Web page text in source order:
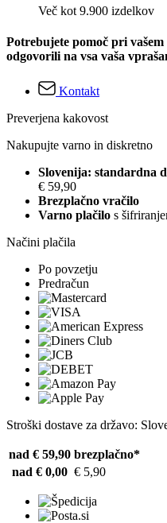
Več kot 9.900 izdelkov
Potrebujete pomoč pri
odgovorili na vsa vaša
Kontakt
Preverjena kakovost
Nakupujte varno in diskretno
Slovenija: standardna
€ 59,90
Brezplačno vračilo
Varno plačilo s
Načini plačila
Po povzetju
Predračun
Stroški dostave za državo:
nad € 59,90 brezplačno*
nad € 0,00 € 5,90